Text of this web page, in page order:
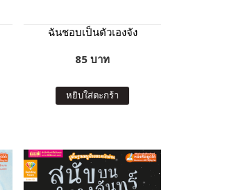
ฉันชอบเป็นตัวเองจัง
85 บาท
หยิบใส่ตะกร้า